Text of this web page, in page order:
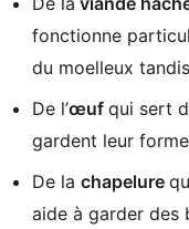
fonctionne
du moelleux
De l’œuf qui sert
gardent leur
De la chapelure
aide à garder des